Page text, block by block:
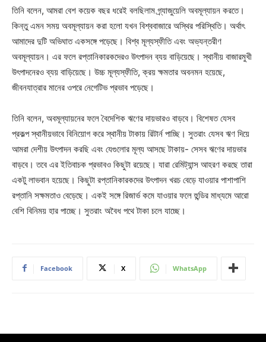
তিনি বলেন, আমরা বেশ কয়েক বছর ধরেই বলছিলাম গ্র্যাজুয়েলি অবমূল্যায়ন করতে।
কিন্তু এমন সময় অবমূল্যায়ন করা হলো যখন বিশ্ববাজারে অস্থির পরিস্থিতি। অর্থাৎ
আমাদের দুটি অভিঘাত একসঙ্গে পড়েছে। বিশ্ব মূল্যস্ফীতি এবং অভ্যন্তরীণ
অবমূল্যায়ন। এর ফলে রপ্তানিকারকদেরও উৎপাদন ব্যয় বাড়িয়েছে। স্থানীয় বাজারমুখী
উৎপাদনেরও ব্যয় বাড়িয়েছে। উচ্চ মূল্যস্ফীতি, ক্রয় ক্ষমতার অবনমন হয়েছে,
জীবনযাত্রার মানের ওপরে নেগেটিভ প্রভাব পড়েছে।
তিনি বলেন, অবমূল্যায়নের ফলে বৈদেশিক ঋণের দায়ভারও বাড়বে। বিশেষত যেসব
প্রকল্প স্থানীয়ভাবে বিনিয়োগ করে স্থানীয় টাকায় রিটার্ন পাচ্ছি। সুতরাং যেসব ঋণ দিয়ে
আমরা দেশীয় উৎপাদন করছি এবং যেগুলোর মূল্য আসছে টাকায়- সেসব ঋণের দায়ভার
বাড়বে। তবে এর ইতিবাচক প্রভাবও কিছুটা রয়েছে। যারা রেমিট্যান্স আহরণ করছে তারা
একটু লাভবান হয়েছে। কিছুটা রপ্তানিকারকদের উৎপাদন খরচ বেড়ে যাওয়ার পাশাপাশি
রপ্তানি সক্ষমতাও বেড়েছে। একই সঙ্গে রিজার্ভ কমে যাওয়ার ফলে হুন্ডির মাধ্যমে আরো
বেশি বিনিময় হার পাচ্ছে। সুতরাং অবৈধ পথে টাকা চলে যাচ্ছে।
Facebook X WhatsApp